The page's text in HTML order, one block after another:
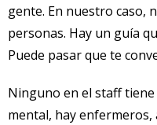
gente. En nuestro caso,
personas. Hay un guía
Puede pasar que te
Ninguno en el staff
mental, hay enfermeros,